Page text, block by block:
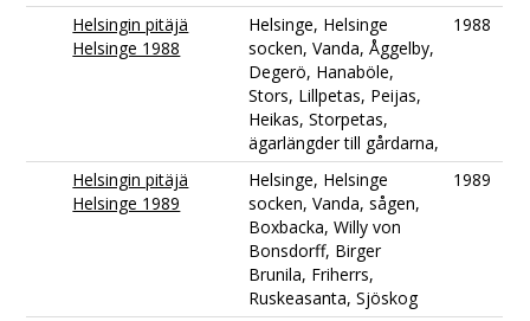
Helsingin pitäjä
Helsinge 1988
Helsinge, Helsinge
socken, Vanda, Åggelby,
Degerö, Hanaböle,
Stors, Lillpetas, Peijas,
Heikas, Storpetas,
ägarlängder till gårdarna,
1988
Helsingin pitäjä
Helsinge 1989
Helsinge, Helsinge
socken, Vanda, sågen,
Boxbacka, Willy von
Bonsdorff, Birger
Brunila, Friherrs,
Ruskeasanta, Sjöskog
1989